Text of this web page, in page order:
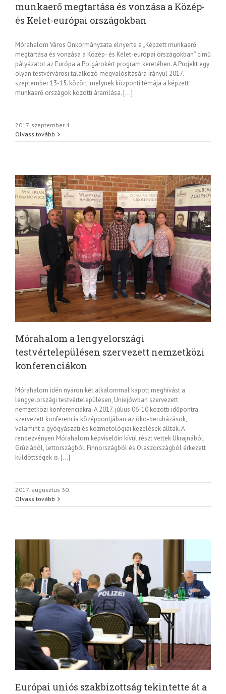
munkaerő megtartása és vonzása a Közép-
és Kelet-európai országokban
Mórahalom Város Önkormányzata elnyerte a „Képzett munkaerő
megtartása és vonzása a Közép- és Kelet-európai országokban” című
pályázatot az Európa a Polgárokért program keretében. A Projekt egy
olyan testvérvárosi találkozó megvalósítására irányul 2017.
szeptember 13-15. között, melynek központi témája a képzett
munkaerő országok közötti áramlása. […]
2017. szeptember 4.
Olvass tovább
Mórahalom a lengyelországi
testvértelepülésen szervezett nemzetközi
konferenciákon
Mórahalom idén nyáron két alkalommal kapott meghívást a
lengyelországi testvértelepülésen, Uniejówban szervezett
nemzetközi konferenciákra. A 2017. július 06-10 közötti időpontra
szervezett konferencia középpontjában az öko-beruházások,
valamint a gyógyászati és kozmetológiai kezelések álltak. A
rendezvényen Mórahalom képviselőin kívül részt vettek Ukrajnából,
Grúziából, Lettországból, Finnországból és Olaszországból érkezett
küldöttségek is. […]
2017. augusztus 30.
Olvass tovább
Európai uniós szakbizottság tekintette át a